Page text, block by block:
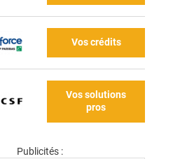
Vos crédits
Vos solutions
pros
Publicités :